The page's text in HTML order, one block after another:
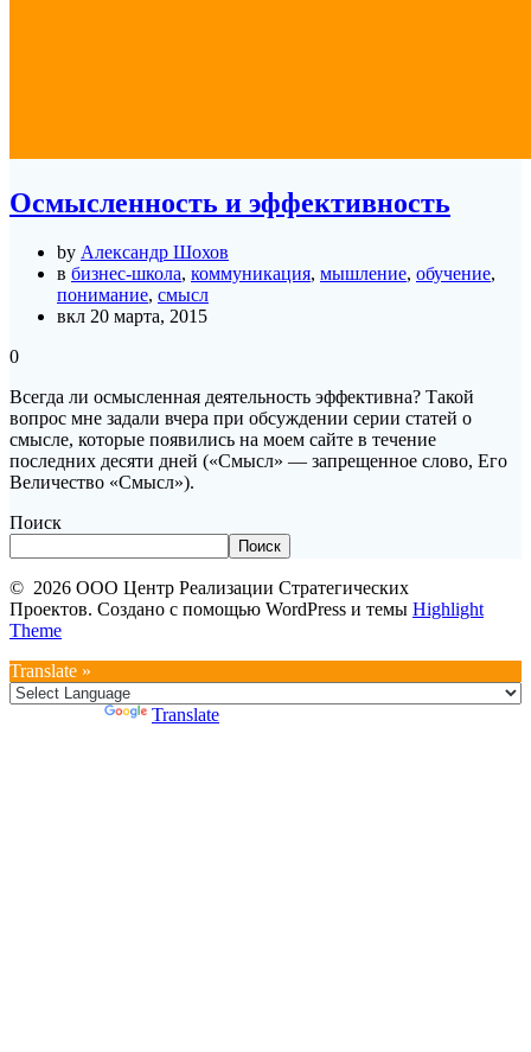
Осмысленность и эффективность
by Александр Шохов
в бизнес-школа, коммуникация, мышление, обучение,
понимание, смысл
вкл 20 марта, 2015
0
Всегда ли осмысленная деятельность эффективна? Такой
вопрос мне задали вчера при обсуждении серии статей о
смысле, которые появились на моем сайте в течение
последних десяти дней («Смысл» — запрещенное слово, Его
Величество «Смысл»).
Поиск
Поиск
© 2026 ООО Центр Реализации Стратегических
Проектов. Создано с помощью WordPress и темы Highlight
Theme
Translate »
Translate